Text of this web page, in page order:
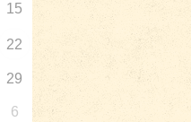
15
22
29
6